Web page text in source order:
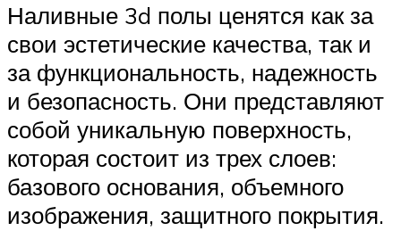
Наливные 3d полы ценятся как за
свои эстетические качества, так и
за функциональность, надежность
и безопасность. Они представляют
собой уникальную поверхность,
которая состоит из трех слоев:
базового основания, объемного
изображения, защитного покрытия.